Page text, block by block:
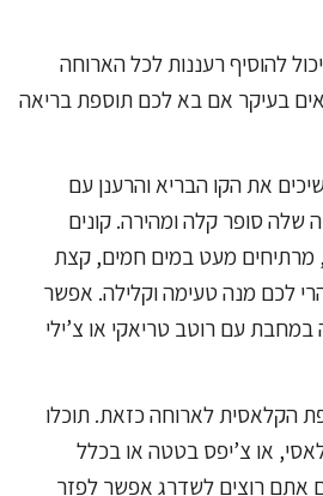
להוסיף רעננות לכל הארוחה
בעיקר אם בא לכם תוספת בריאה
את הקו הבריא והרענן עם
שלה סופר קלה ומהירה. קונים
מרתיחים מעט במים חמים, קצת
לכם מנה טעימה וקלילה. אפשר
עם רוטב טריאקי או צ’ילי
הקלאסית לארוחה כזאת. תוכלו
או צ’יפס בטטה או בכלל
אתם רוצים לשדרג אפשר לפזר